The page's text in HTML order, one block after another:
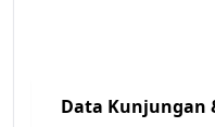
Data Kunjungan